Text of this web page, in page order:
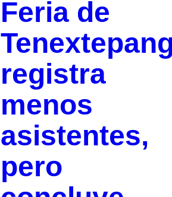
Feria de
registra
menos
asistentes,
pero